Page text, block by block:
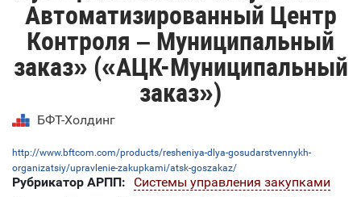
Автоматизированный Центр
Контроля – Муниципальный
заказ» («АЦК-Муниципальный
заказ»)
БФТ-Холдинг
http://www.bftcom.com/products/resheniya-dlya-gosudarstvennykh-
organizatsiy/upravlenie-zakupkami/atsk-goszakaz/
Рубрикатор АРПП:
Системы управления закупками